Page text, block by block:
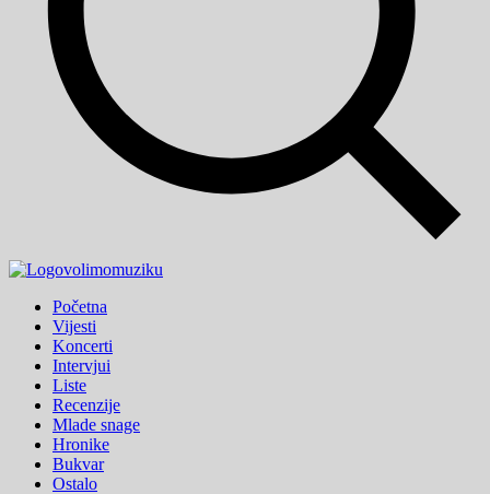
volimomuziku
Početna
Vijesti
Koncerti
Intervjui
Liste
Recenzije
Mlade snage
Hronike
Bukvar
Ostalo